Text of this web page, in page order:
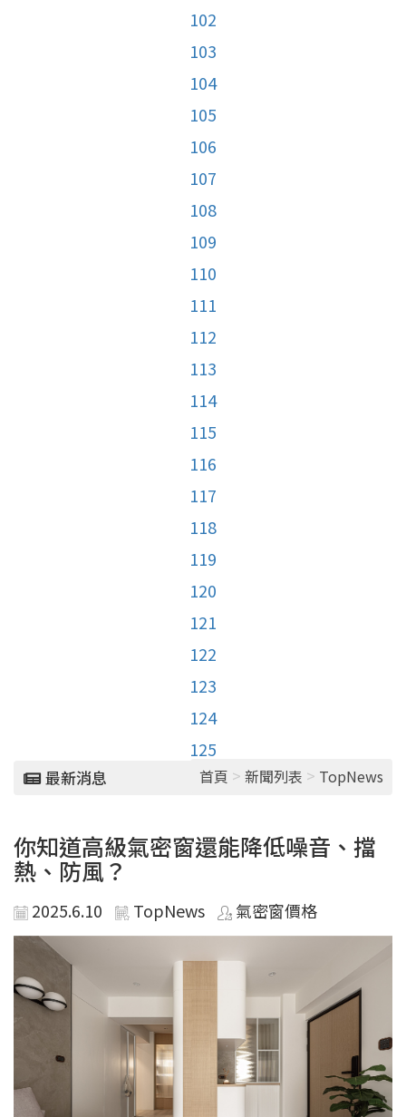
102
103
104
105
106
107
108
109
110
111
112
113
114
115
116
117
118
119
120
121
122
123
124
125
最新消息 首頁 > 新聞列表 > TopNews
你知道高級氣密窗還能降低噪音、擋
熱、防風？
2025.6.10 TopNews 氣密窗價格